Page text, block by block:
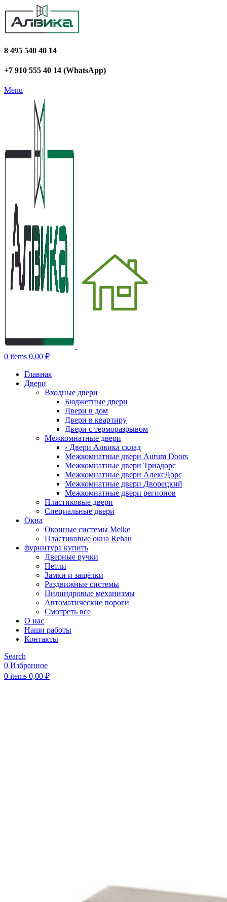
8 495 540 40 14
+7 910 555 40 14 (WhatsApp)
Menu
0 items 0,00 ₽
Главная
Двери
Входные двери
Бюджетные двери
Двери в дом
Двери в квартиру
Двери с терморазрывом
Межкомнатные двери
› Двери Алвика склад
Межкомнатные двери Aurum Doors
Межкомнатные двери Триадорс
Межкомнатные двери АлексДорс
Межкомнатные двери Дворецкий
Межкомнатные двери регионов
Пластиковые двери
Специальные двери
Окна
Оконные системы Melke
Пластиковые окна Rehau
фурнитура купить
Дверные ручки
Петли
Замки и защёлки
Раздвижные системы
Цилиндровые механизмы
Автоматические пороги
Смотреть все
О нас
Наши работы
Контакты
Search
0 Избранное
0 items 0,00 ₽